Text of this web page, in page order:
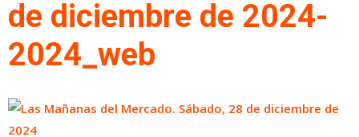
de diciembre de 2024-
2024_web